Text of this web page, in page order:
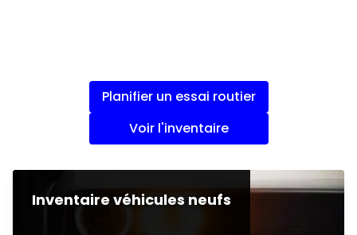
Planifier un essai routier
Voir l'inventaire
Inventaire véhicules neufs